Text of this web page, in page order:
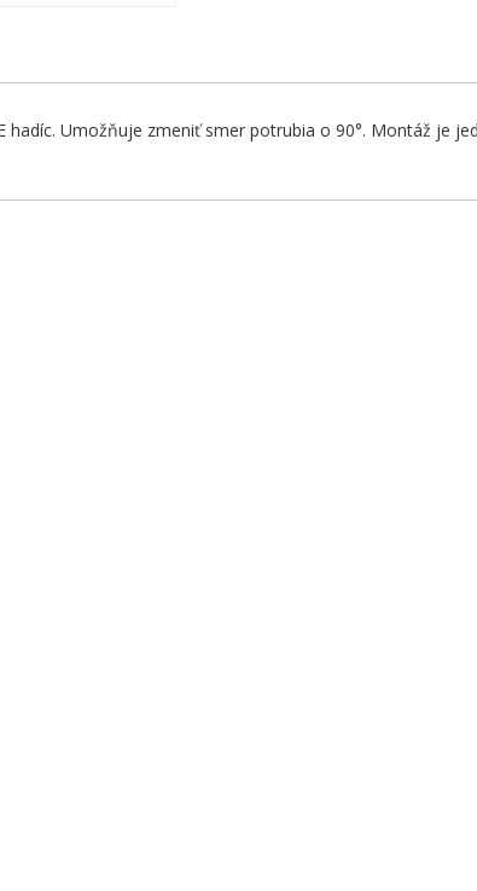
hadíc. Umožňuje zmeniť smer potrubia o 90°. Montáž je